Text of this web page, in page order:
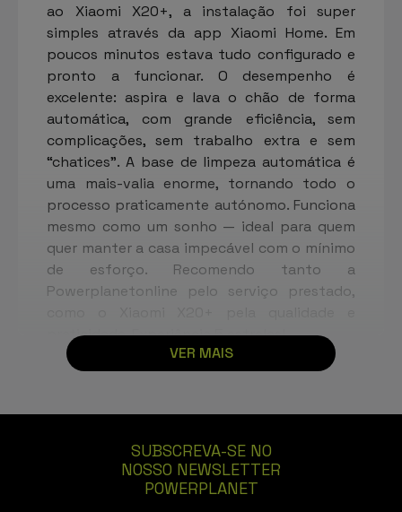
ao Xiaomi X20+, a instalação foi super
simples através da app Xiaomi Home. Em
poucos minutos estava tudo configurado e
pronto a funcionar. O desempenho é
excelente: aspira e lava o chão de forma
automática, com grande eficiência, sem
complicações, sem trabalho extra e sem
“chatices”. A base de limpeza automática é
uma mais-valia enorme, tornando todo o
processo praticamente autónomo. Funciona
mesmo como um sonho — ideal para quem
quer manter a casa impecável com o mínimo
de esforço. Recomendo tanto a
Powerplanetonline pelo serviço prestado,
praticidade. Experiência 5 estrelas!
Vivi
Muito bom! Muito obrigado
VER MAIS
SUBSCREVA-SE NO
NOSSO NEWSLETTER
POWERPLANET